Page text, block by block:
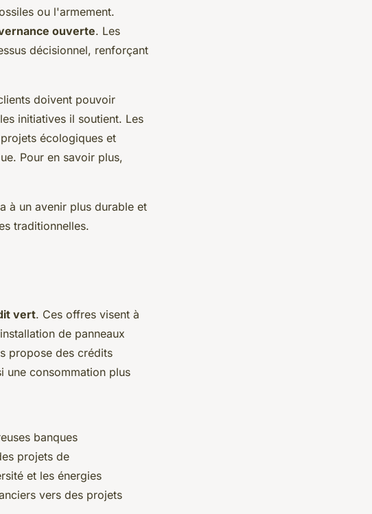
ou l'armement.
ouverte. Les
décisionnel, renforçant
doivent pouvoir
initiatives il soutient. Les
écologiques et
Pour en savoir plus,
à un avenir plus durable et
traditionnelles.
vert. Ces offres visent à
de panneaux
propose des crédits
une consommation plus
banques
projets de
et les énergies
vers des projets